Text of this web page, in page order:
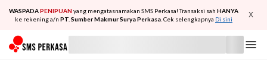
WASPADAPENIPUAN yang mengatasnamakan SMS Perkasa! Transaksi sah HANYA
ke rekening a/n PT. Sumber Makmur Surya Perkasa . Cek selengkapnya Di sini X